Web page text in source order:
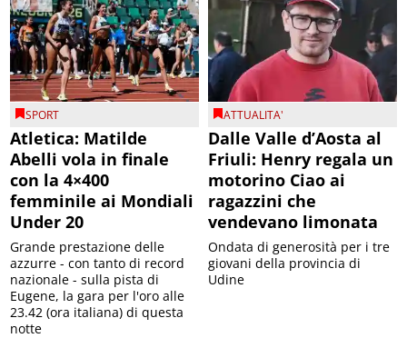
SPORT
Atletica: Matilde
Abelli vola in finale
con la 4×400
femminile ai Mondiali
Under 20
Grande prestazione delle
azzurre - con tanto di record
nazionale - sulla pista di
Eugene, la gara per l'oro alle
23.42 (ora italiana) di questa
notte
ATTUALITA'
Dalle Valle d’Aosta al
Friuli: Henry regala un
motorino Ciao ai
ragazzini che
vendevano limonata
Ondata di generosità per i tre
giovani della provincia di
Udine